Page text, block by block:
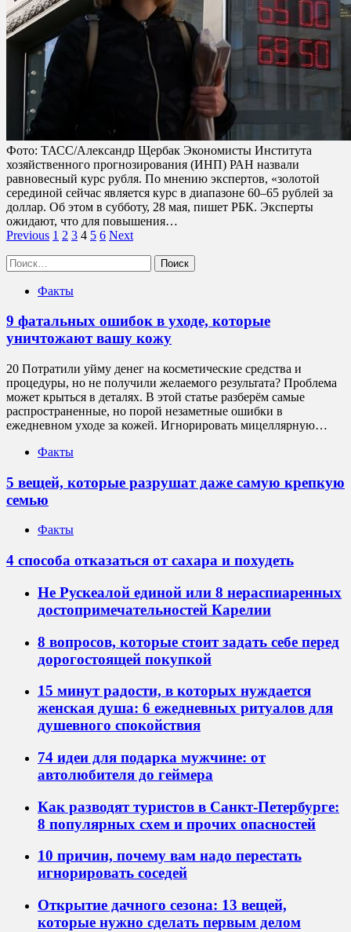
Фото: ТАСС/Александр Щербак Экономисты Института
хозяйственного прогнозирования (ИНП) РАН назвали
равновесный курс рубля. По мнению экспертов, «золотой
серединой сейчас является курс в диапазоне 60–65 рублей за
доллар. Об этом в субботу, 28 мая, пишет РБК. Эксперты
ожидают, что для повышения…
Пагинация
записей
Previous 1 2 3 4 5 6 Next
Найти:
Факты
9 фатальных ошибок в уходе, которые
уничтожают вашу кожу
20 Потратили уйму денег на косметические средства и
процедуры, но не получили желаемого результата? Проблема
может крыться в деталях. В этой статье разберём самые
распространенные, но порой незаметные ошибки в
ежедневном уходе за кожей. Игнорировать мицеллярную…
Факты
5 вещей, которые разрушат даже самую крепкую
семью
Факты
4 способа отказаться от сахара и похудеть
Не Рускеалой единой или 8 нераспиаренных
достопримечательностей Карелии
8 вопросов, которые стоит задать себе перед
дорогостоящей покупкой
15 минут радости, в которых нуждается
женская душа: 6 ежедневных ритуалов для
душевного спокойствия
74 идеи для подарка мужчине: от
автолюбителя до геймера
Как разводят туристов в Санкт-Петербурге:
8 популярных схем и прочих опасностей
10 причин, почему вам надо перестать
игнорировать соседей
Открытие дачного сезона: 13 вещей,
которые нужно сделать первым делом